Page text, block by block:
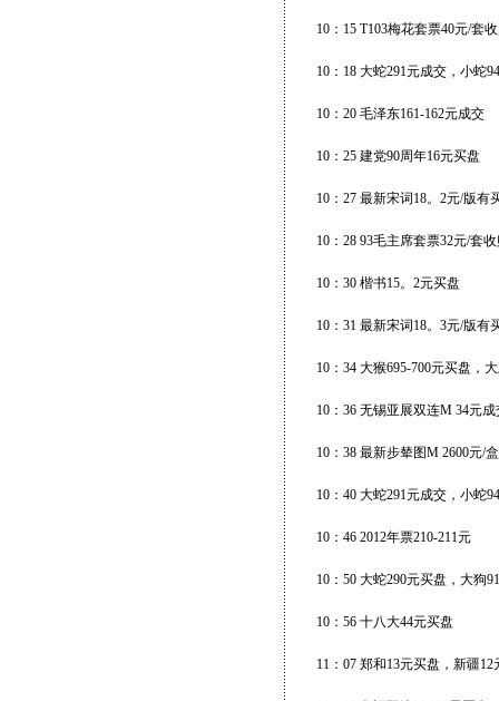
10：15 T103梅花套票40元/套
10：18 大蛇291元成交，小蛇
10：20 毛泽东161-162元成交
10：25 建党90周年16元买盘
10：27 最新宋词18。2元/版有
10：28 93毛主席套票32元/套
10：30 楷书15。2元买盘
10：31 最新宋词18。3元/版有
10：34 大猴695-700元买盘，
10：36 无锡亚展双连M 34元成
10：38 最新步辇图M 2600元/
10：40 大蛇291元成交，小蛇
10：46 2012年票210-211元
10：50 大蛇290元买盘，大狗
10：56 十八大44元买盘
11：07 郑和13元买盘，新疆12